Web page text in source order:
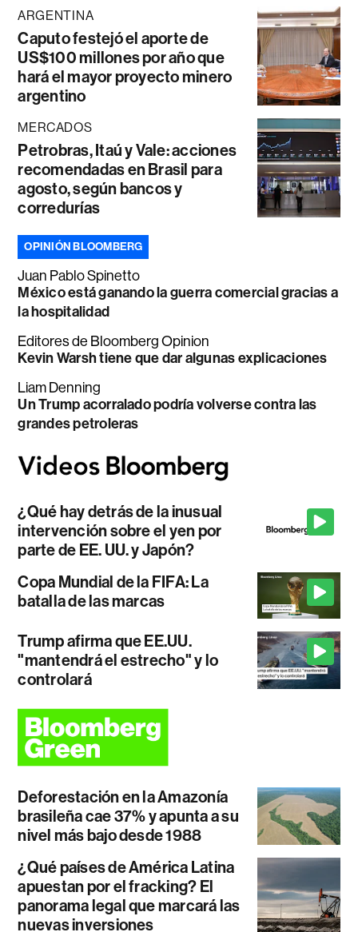
ARGENTINA
Caputo festejó el aporte de
US$100 millones por año que
hará el mayor proyecto minero
argentino
MERCADOS
Petrobras, Itaú y Vale: acciones
recomendadas en Brasil para
agosto, según bancos y
corredurías
OPINIÓN BLOOMBERG
Juan Pablo Spinetto
México está ganando la guerra comercial gracias a
la hospitalidad
Editores de Bloomberg Opinion
Kevin Warsh tiene que dar algunas explicaciones
Liam Denning
Un Trump acorralado podría volverse contra las
grandes petroleras
¿Qué hay detrás de la inusual
intervención sobre el yen por
parte de EE. UU. y Japón?
Copa Mundial de la FIFA: La
batalla de las marcas
Trump afirma que EE.UU.
"mantendrá el estrecho" y lo
controlará
Deforestación en la Amazonía
brasileña cae 37% y apunta a su
nivel más bajo desde 1988
¿Qué países de América Latina
apuestan por el fracking? El
panorama legal que marcará las
nuevas inversiones